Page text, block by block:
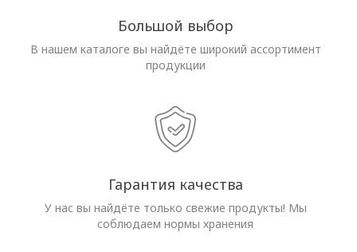
Большой выбор
В нашем каталоге вы найдёте широкий ассортимент
продукции
Гарантия качества
У нас вы найдёте только свежие продукты! Мы
соблюдаем нормы хранения